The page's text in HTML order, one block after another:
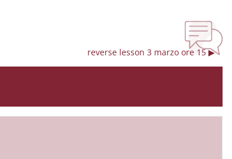
reverse lesson 3 marzo ore 15 ▶︎